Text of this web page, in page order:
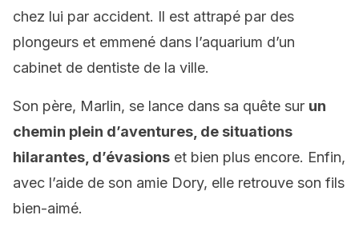
chez lui par accident. Il est attrapé par des
plongeurs et emmené dans l’aquarium d’un
cabinet de dentiste de la ville.
Son père, Marlin, se lance dans sa quête sur un
chemin plein d’aventures, de situations
hilarantes, d’évasions et bien plus encore. Enfin,
avec l’aide de son amie Dory, elle retrouve son fils
bien-aimé.